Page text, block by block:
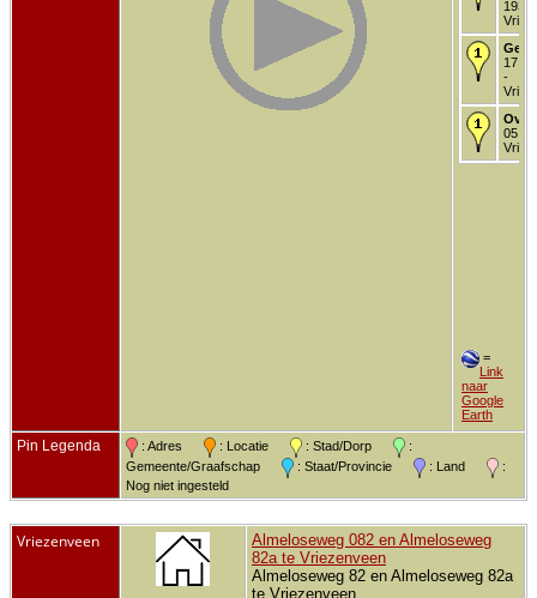
1938
17
-
05
=
Link
naar
Google
Earth
Pin Legenda : Adres : Locatie : Stad/Dorp
:
Gemeente/Graafschap
: Staat/Provincie : Land
:
Nog niet ingesteld
Vriezenveen
Almeloseweg 082 en Almeloseweg
82a te Vriezenveen
Almeloseweg 82 en Almeloseweg 82a
te Vriezenveen